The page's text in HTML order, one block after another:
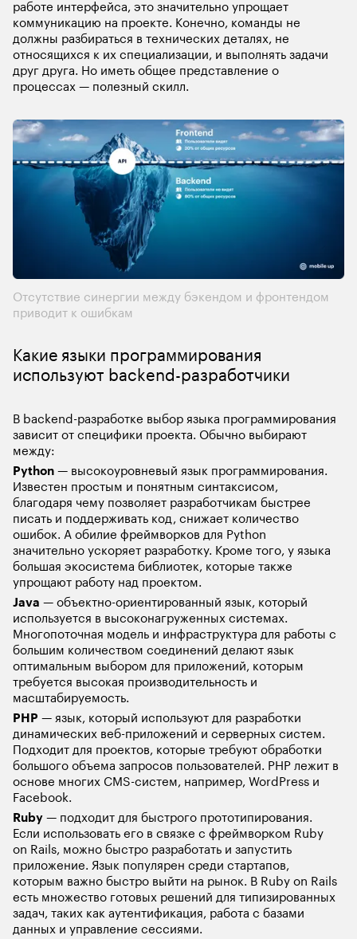
работе интерфейса, это значительно упрощает
коммуникацию на проекте. Конечно, команды не
должны разбираться в технических деталях, не
относящихся к их специализации, и выполнять задачи
друг друга. Но иметь общее представление о
процессах — полезный скилл.
Отсутствие синергии между бэкендом и фронтендом
приводит к ошибкам
Какие языки программирования
используют backend-разработчики
В backend-разработке выбор языка программирования
зависит от специфики проекта. Обычно выбирают
между:
Python — высокоуровневый язык программирования.
Известен простым и понятным синтаксисом,
благодаря чему позволяет разработчикам быстрее
писать и поддерживать код, снижает количество
ошибок. А обилие фреймворков для Python
значительно ускоряет разработку. Кроме того, у языка
большая экосистема библиотек, которые также
упрощают работу над проектом.
Java — объектно-ориентированный язык, который
используется в высоконагруженных системах.
Многопоточная модель и инфраструктура для работы с
большим количеством соединений делают язык
оптимальным выбором для приложений, которым
требуется высокая производительность и
масштабируемость.
PHP — язык, который используют для разработки
динамических веб-приложений и серверных систем.
Подходит для проектов, которые требуют обработки
большого объема запросов пользователей. PHP лежит в
основе многих CMS-систем, например, WordPress и
Facebook.
Ruby — подходит для быстрого прототипирования.
Если использовать его в связке с фреймворком Ruby
on Rails, можно быстро разработать и запустить
приложение. Язык популярен среди стартапов,
которым важно быстро выйти на рынок. В Ruby on Rails
есть множество готовых решений для типизированных
задач, таких как аутентификация, работа с базами
данных и управление сессиями.